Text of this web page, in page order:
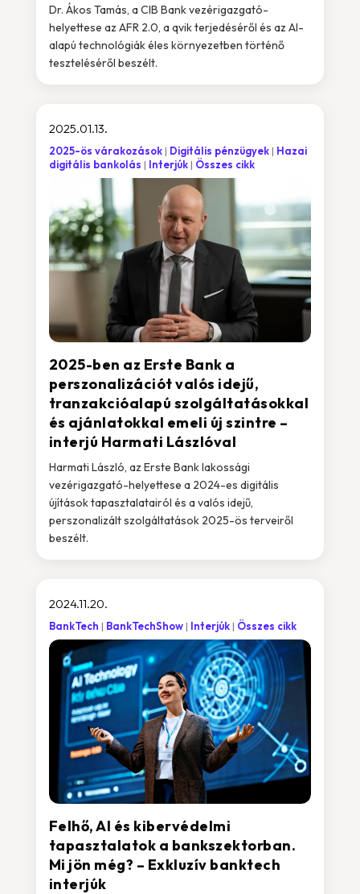
Dr. Ákos Tamás, a CIB Bank vezérigazgató-
helyettese az AFR 2.0, a qvik terjedéséről és az AI-
alapú technológiák éles környezetben történő
teszteléséről beszélt.
2025-ben az Erste Bank a
perszonalizációt valós idejű,
tranzakcióalapú szolgáltatásokkal
és ajánlatokkal emeli új szintre –
interjú Harmati Lászlóval
2025.01.13.
2025-ös várakozások Digitális pénzügyek
Hazai
digitális bankolás
Interjúk Összes cikk
Harmati László, az Erste Bank lakossági
vezérigazgató-helyettese a 2024-es digitális
újítások tapasztalatairól és a valós idejű,
perszonalizált szolgáltatások 2025-ös terveiről
beszélt.
Felhő, AI és kibervédelmi
tapasztalatok a bankszektorban.
Mi jön még? – Exkluzív banktech
interjúk
2024.11.20.
BankTech BankTechShow Interjúk Összes cikk